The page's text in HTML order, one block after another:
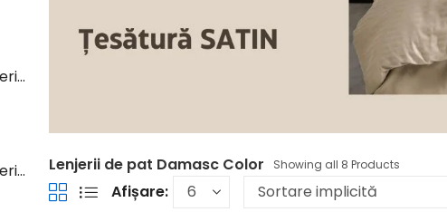
Lenjerii de pat Damasc Color Showing all 8 Products
Afișare:
Fotoliu Bean Bag interior/exterior - Negru
Fotoliu Bean Bag interior/exterior - Albastru